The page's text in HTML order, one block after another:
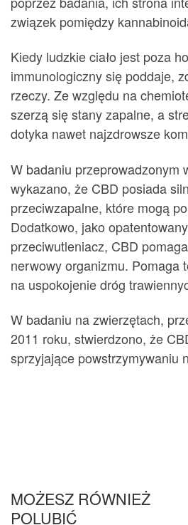
związek pomiędzy
Kiedy ludzkie ciało jest poza
immunologiczny się poddaje,
rzeczy. Ze względu na
szerzą się stany zapalne, a
dotyka nawet najzdrowsze
W badaniu przeprowadzonym
wykazano, że CBD posiada
przeciwzapalne, które mogą
Dodatkowo, jako
przeciwutleniacz, CBD
nerwowy organizmu. Pomaga
na uspokojenie dróg
W badaniu na zwierzętach,
2011 roku, stwierdzono, że
sprzyjające powstrzymywaniu
MOŻESZ RÓWNIEŻ
POLUBIĆ